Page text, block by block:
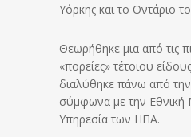
Υόρκης και το Οντάριο
Θεωρήθηκε μια από τις
«πορείες» τέτοιου
διαλύθηκε πάνω από
σύμφωνα με την Εθνική
Υπηρεσία των ΗΠΑ.